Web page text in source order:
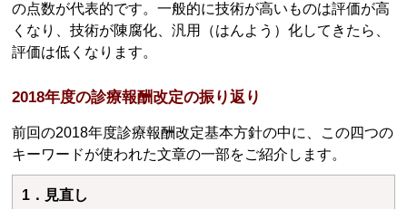
の点数が代表的です。一般的に技術が高いものは評価が高
くなり、技術が陳腐化、汎用（はんよう）化してきたら、
評価は低くなります。
2018年度の診療報酬改定の振り返り
前回の2018年度診療報酬改定基本方針の中に、この四つの
キーワードが使われた文章の一部をご紹介します。
1．見直し